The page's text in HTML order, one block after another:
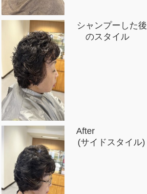
シャンプーした後
のスタイル
After
(サイドスタイル)